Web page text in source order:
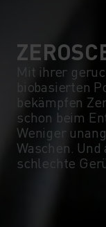
Mit ihrer
biobasierten
bekämpfen
schon beim
Weniger
Waschen.
schlechte